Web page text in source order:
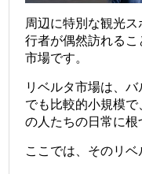
周辺に特別な観光
行者が偶然訪れる
市場です。
リベルタ市場は、
でも比較的小規模
の人たちの日常に根
ここでは、そのリベ